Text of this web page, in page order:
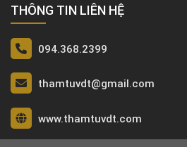
THÔNG TIN LIÊN HỆ
094.368.2399
thamtuvdt@gmail.com
www.thamtuvdt.com